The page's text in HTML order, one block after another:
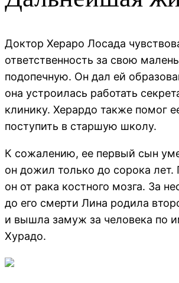
Доктор Хераро Лосада
ответственность за свою
подопечную. Он дал ей
она устроилась работать
клинику. Херардо также помог
поступить в старшую школу.
К сожалению, ее первый сын
он дожил только до сорока лет.
он от рака костного мозга. За
до его смерти Лина родила
и вышла замуж за человека по
Хурадо.